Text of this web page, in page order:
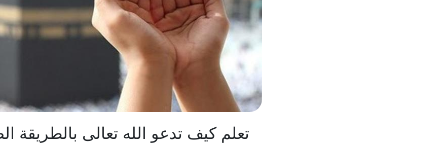
تعلم كيف تدعو الله تعالى بالطريقة